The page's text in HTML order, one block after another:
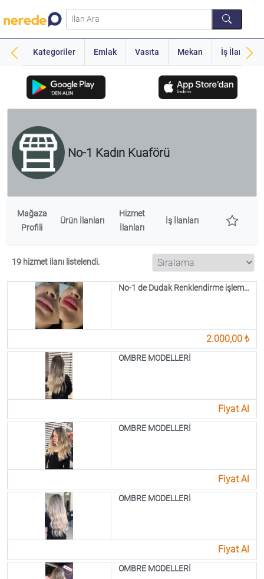
Kategoriler Emlak Vasıta Mekan İş İlanı
No-1 Kadın Kuaförü
Mağaza
Profili
Ürün İlanları
Hizmet
İlanları
İş İlanları
19 hizmet ilanı listelendi.
No-1 de Dudak Renklendirme işlemleri
2.000,00 ₺
OMBRE MODELLERİ
Fiyat Al
OMBRE MODELLERİ
Fiyat Al
OMBRE MODELLERİ
Fiyat Al
OMBRE MODELLERİ